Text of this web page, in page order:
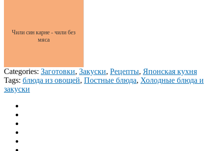
Чили син карне - чили без
мяса
Categories: Заготовки, Закуски, Рецепты, Японская кухня
Tags: блюда из овощей, Постные блюда, Холодные блюда и
закуски